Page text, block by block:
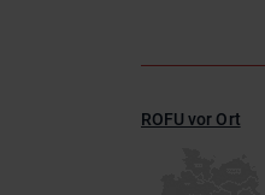
ROFU vor Ort